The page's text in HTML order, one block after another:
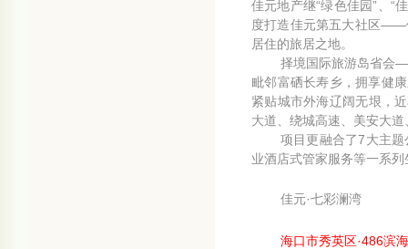
佳元地产继“绿色佳园”、“
度打造佳元第五大社区——
居住的旅居之地。
择境国际旅游岛省会
毗邻富硒长寿乡，拥享健
紧贴城市外海辽阔无垠，
大道、绕城高速、美安大
项目更融合了7大主
业酒店式管家服务等一系
佳元·七彩澜湾
海口市秀英区·486滨